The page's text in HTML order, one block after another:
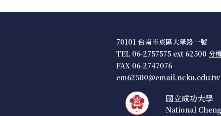
70101 台南市東區大學路一號
TEL 06-2757575 ext 62500 分
FAX 06-2747076
em62500@email.ncku.edu.tw
國立成功大學
National